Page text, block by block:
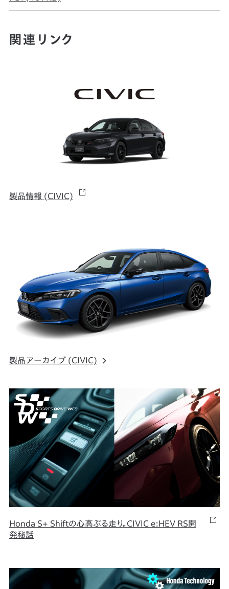
関連リンク
製品情報 (CIVIC)
製品アーカイブ (CIVIC)
Honda S+ Shiftの心高ぶる走り。CIVIC e:HEV RS開
発秘話